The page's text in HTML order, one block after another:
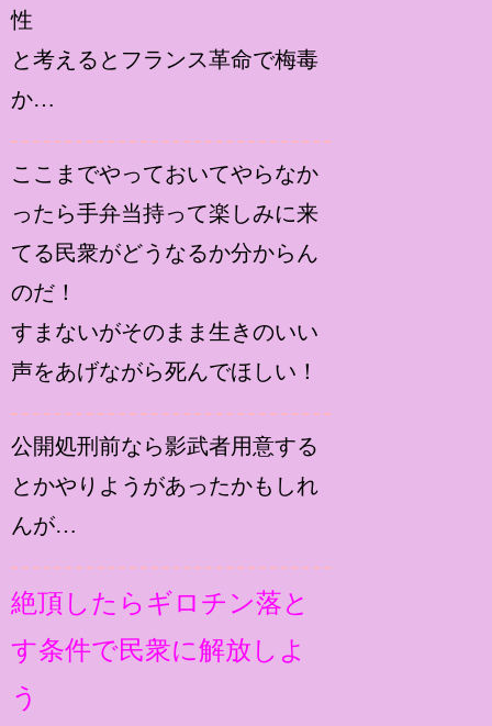
性
と考えるとフランス革命で梅毒
か…
ここまでやっておいてやらなか
ったら手弁当持って楽しみに来
てる民衆がどうなるか分からん
のだ！
すまないがそのまま生きのいい
声をあげながら死んでほしい！
公開処刑前なら影武者用意する
とかやりようがあったかもしれ
んが…
絶頂したらギロチン落と
す条件で民衆に解放しよ
う